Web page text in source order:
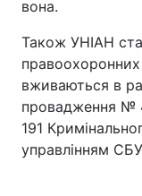
вона.
Також УНІАН
вживаються в
провадження №
191
управлінням СБУ